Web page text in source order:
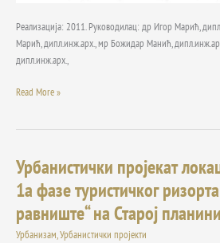
Реализација: 2011. Руководилац: др Игор Марић,
Марић, дипл.инж.арх., мр Божидар Манић,
дипл.инж.арх.,
Read More »
Урбанистички пројекат
1а фазе туристичког
равниште“ на Старој планини
Урбанизам,Урбанистички пројекти
Урбанистички
пројекат
локације
10
у